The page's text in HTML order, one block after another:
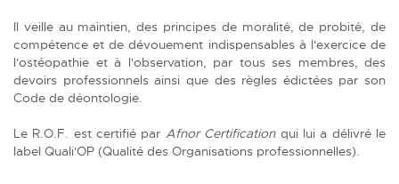
Il veille au maintien, des principes de moralité, de probité, de
compétence et de dévouement indispensables à l'exercice de
l'ostéopathie et à l'observation, par tous ses membres, des
devoirs professionnels ainsi que des règles édictées par son
Code de déontologie.
Le R.O.F. est certifié par Afnor Certificationqui lui a délivré le
label Quali'OP (Qualité des Organisations professionnelles).